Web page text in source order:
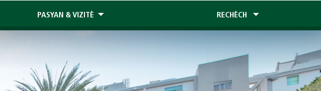
PASYAN & VIZITÈ RECHÈCH